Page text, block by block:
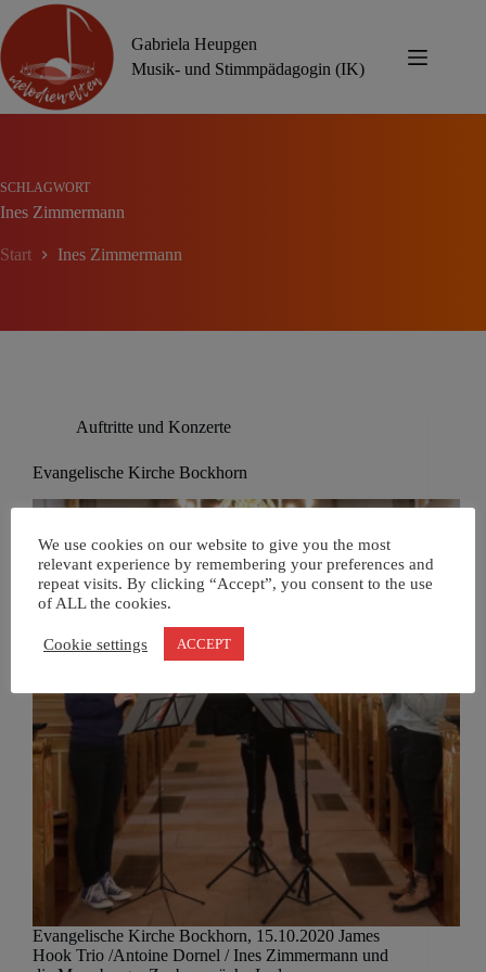
Zum
Inhalt
springen
Gabriela Heupgen
Musik- und Stimmpädagogin (IK)
SCHLAGWORT
Ines Zimmermann
Start Ines Zimmermann
Auftritte und Konzerte
Evangelische Kirche Bockhorn
Evangelische Kirche Bockhorn, 15.10.2020 James
Hook Trio /Antoine Dornel / Ines Zimmermann und
We use cookies on our website to give you the most
relevant experience by remembering your preferences and
repeat visits. By clicking “Accept”, you consent to the use
of ALL the cookies.
Cookie settings ACCEPT